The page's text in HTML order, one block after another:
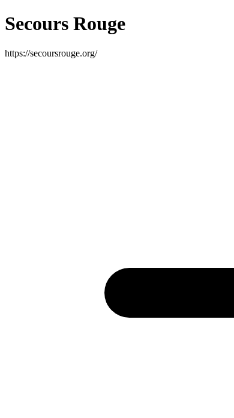
Secours Rouge
https://secoursrouge.org/